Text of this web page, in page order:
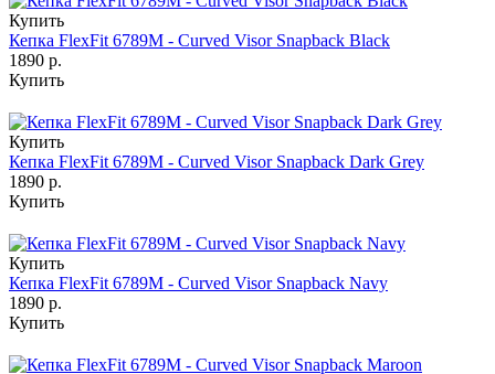
Купить
Кепка FlexFit 6789M - Curved Visor Snapback Black
1890 р.
Купить
Купить
Кепка FlexFit 6789M - Curved Visor Snapback Dark Grey
1890 р.
Купить
Купить
Кепка FlexFit 6789M - Curved Visor Snapback Navy
1890 р.
Купить